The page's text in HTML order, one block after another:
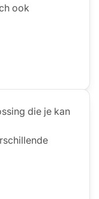
ook
die je kan